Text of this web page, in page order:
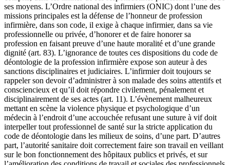
ses moyens. L’Ordre national des infirmiers (ONIC) dont l’une des
missions principales est la défense de l’honneur de profession
infirmière, dans son code, il exige à chaque infirmier, dans sa vie
professionnelle ou privée, d’honorer et de faire honorer sa
profession en faisant preuve d’une haute moralité et d’une grande
dignité (art. 83). L’ignorance de toutes ces dispositions du code de
déontologie de la profession infirmière expose son auteur à des
sanctions disciplinaires et judiciaires. L’infirmier doit toujours se
rappeler son devoir d’administrer à son malade des soins attentifs et
consciencieux et qu’il doit répondre civilement, pénalement et
disciplinairement de ses actes (art. 11). L’évènement malheureux
mettant en scène la violence physique et psychologique d’un
médecin à l’endroit d’une accouchée refusant une suture à vif doit
interpeller tout professionnel de santé sur la stricte application du
code de déontologie dans les milieux de soins, d’une part. D’autres
part, l’autorité sanitaire doit correctement faire son travail en veillant
sur le bon fonctionnement des hôpitaux publics et privés, et sur